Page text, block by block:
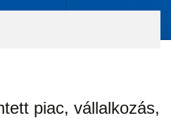
piac, vállalkozás,